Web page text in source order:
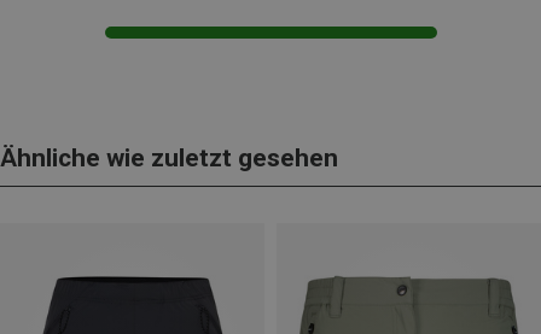
Ähnliche wie zuletzt gesehen